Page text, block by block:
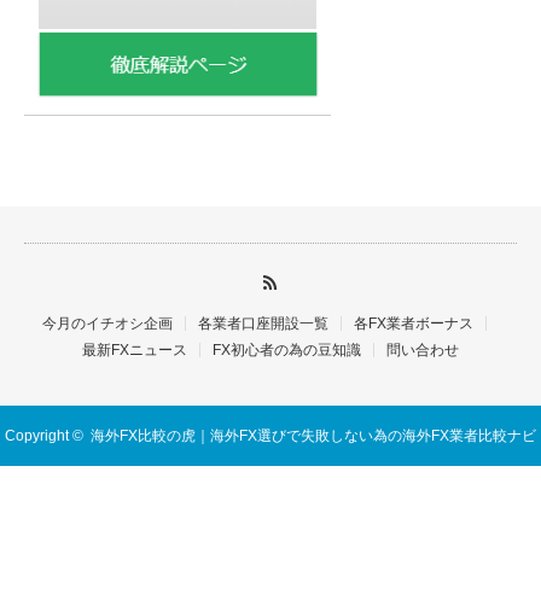
今月のイチオシ企画 各業者口座開設一覧
各FX業者ボーナス
最新FXニュース
FX初心者の為の豆知識 問い合わせ
Copyright © 海外FX比較の虎｜海外FX選びで失敗しない為の海外FX業者比較ナビ